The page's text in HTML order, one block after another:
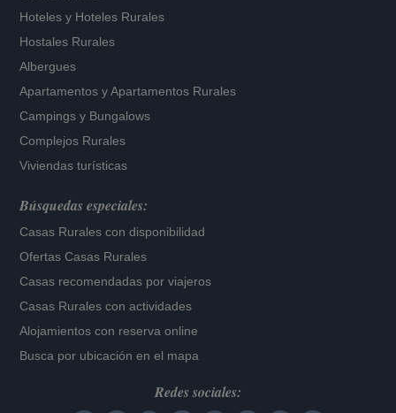
Hoteles y Hoteles Rurales
Hostales Rurales
Albergues
Apartamentos yApartamentos Rurales
Campings y Bungalows
Complejos Rurales
Viviendas turísticas
Búsquedas especiales:
Casas Rurales con disponibilidad
Ofertas Casas Rurales
Casas recomendadas por viajeros
Casas Rurales con actividades
Alojamientos con reserva online
Busca por ubicación en el mapa
Redes sociales: